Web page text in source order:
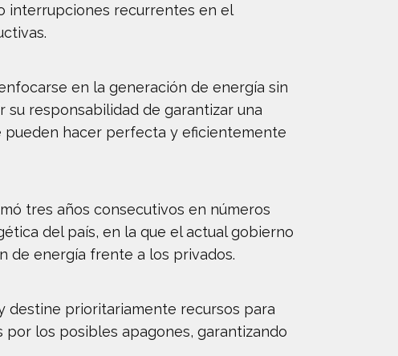
interrupciones recurrentes en el
en la generación de energía sin
responsabilidad de garantizar una
pueden hacer perfecta y eficientemente
tres años consecutivos en números
del país, en la que el actual gobierno
de energía frente a los privados.
destine prioritariamente recursos para
los posibles apagones, garantizando